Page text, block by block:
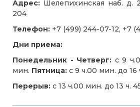
Адрес: Шелепихинская наб. д.
204
Телефон: +7 (499) 244-07-12, +7
Дни приема:
Понедельник - Четверг: с 9
мин. Пятница: с 9 ч.00 мин. до 16
Перерыв: с 13 ч.00 мин. до 13 ч.